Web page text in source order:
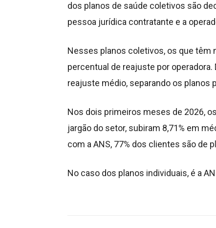
dos planos de saúde coletivos são
pessoa jurídica contratante e a
Nesses planos coletivos, os que
percentual de reajuste por
reajuste médio, separando os planos
Nos dois primeiros meses de 2026,
jargão do setor, subiram 8,71% em
com a ANS, 77% dos clientes são de
No caso dos planos individuais, é a